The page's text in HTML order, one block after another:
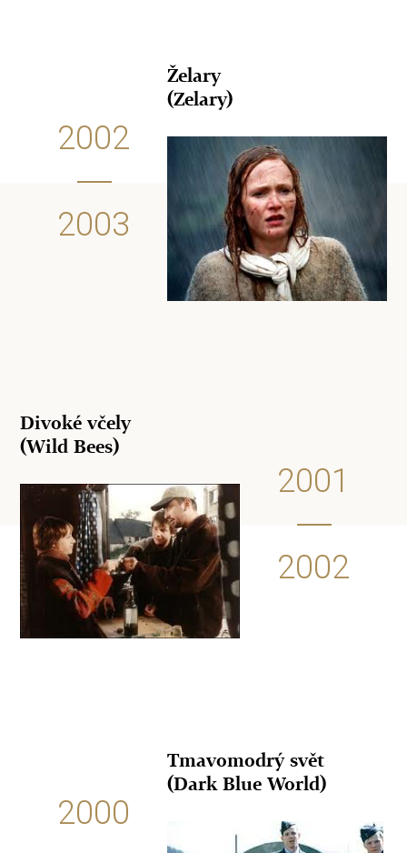
Želary
(Zelary)
2002
2003
Divoké včely
(Wild Bees)
2001
2002
Tmavomodrý svět
(Dark Blue World)
2000